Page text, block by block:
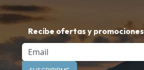
Recibe ofertas y promociones
Email